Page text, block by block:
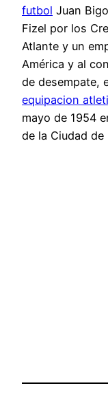
futbol Juan
Fizel por los
Atlante y un
América y al
de desempate,
equipacion
mayo de 1954
de la Ciudad